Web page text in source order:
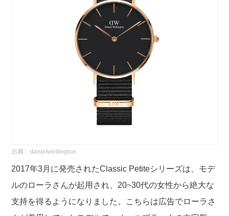
出典：danielwellington
2017年3月に発売されたClassic Petiteシリーズは、モデ
ルのローラさんが起用され、20~30代の女性から絶大な
支持を得るようになりました。こちらは広告でローラさ